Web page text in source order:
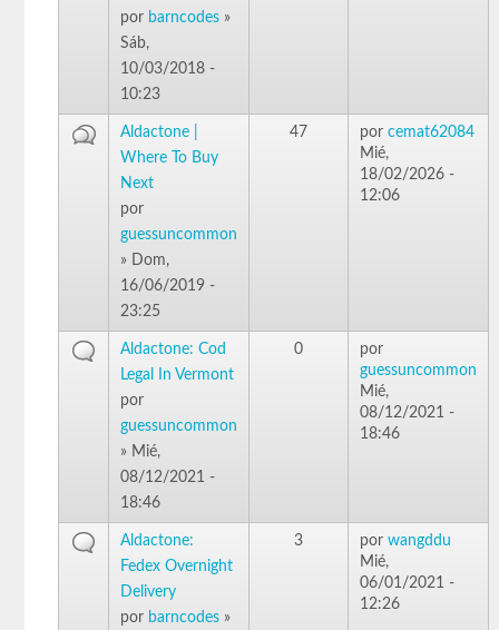
por barncodes »
Sáb,
10/03/2018 -
10:23
Aldactone |
Where To Buy
Next
por
guessuncommon
» Dom,
16/06/2019 -
23:25
47 porcemat62084
Mié,
18/02/2026 -
12:06
Aldactone: Cod
Legal In Vermont
por
guessuncommon
» Mié,
08/12/2021 -
18:46
0
por
guessuncommon
Mié,
08/12/2021 -
18:46
Aldactone:
Fedex Overnight
Delivery
por barncodes »
3 porwangddu
Mié,
06/01/2021 -
12:26